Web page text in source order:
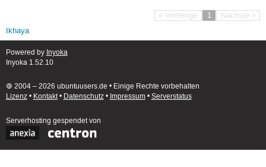
« Vorherige 1 Nächste »
Ikhaya
Powered by Inyoka
Inyoka 1.52.10
🄯 2004 – 2026 ubuntuusers.de • Einige Rechte vorbehalten
Lizenz• Kontakt• Datenschutz• Impressum• Serverstatus
Serverhosting gespendet von